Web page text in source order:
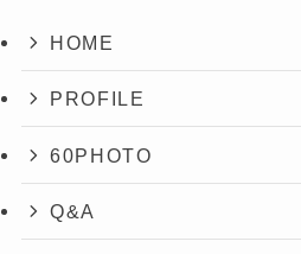
HOME
PROFILE
60PHOTO
Q&A